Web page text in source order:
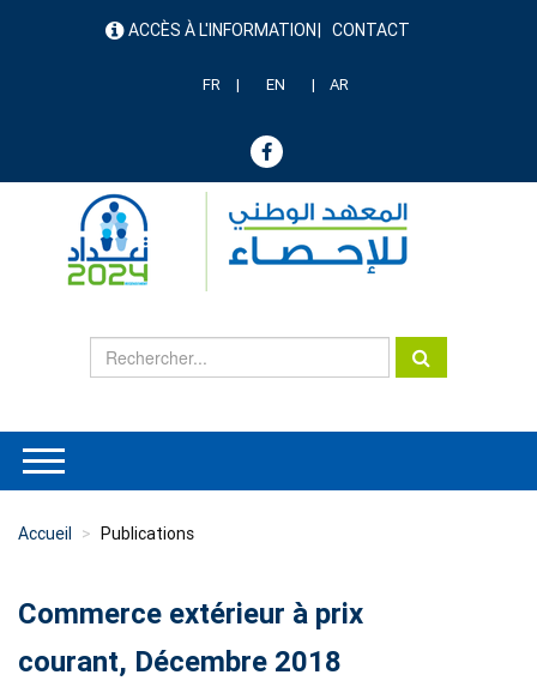
menu ACCÈS À L'INFORMATION CONTACT
FR EN AR
Accueil Publications
Commerce extérieur à prix
courant, Décembre 2018